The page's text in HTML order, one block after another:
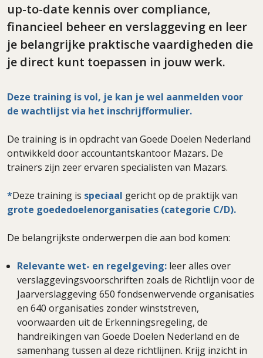
up-to-date kennis over compliance,
financieel beheer en verslaggeving en leer
je belangrijke praktische vaardigheden die
je direct kunt toepassen in jouw werk.
Deze training is vol, je kan je wel aanmelden voor
de wachtlijst via het inschrijfformulier.
De training is in opdracht van Goede Doelen Nederland
ontwikkeld door accountantskantoor Mazars. De
trainers zijn zeer ervaren specialisten van Mazars.
*Deze training is speciaal gericht op de praktijk van
grote goededoelenorganisaties (categorie C/D).
De belangrijkste onderwerpen die aan bod komen:
Relevante wet- en regelgeving: leer alles over
verslaggevingsvoorschriften zoals de Richtlijn voor de
Jaarverslaggeving 650 fondsenwervende organisaties
en 640 organisaties zonder winststreven,
voorwaarden uit de Erkenningsregeling, de
handreikingen van Goede Doelen Nederland en de
samenhang tussen al deze richtlijnen. Krijg inzicht in